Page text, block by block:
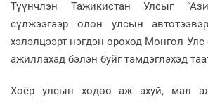
Түүнчлэн Тажикистан Улсыг
сүлжээгээр олон улсын автотээвэр
хэлэлцээрт нэгдэн ороход Монгол
ажиллахад бэлэн буйг тэмдэглэхэд
Хоёр улсын хөдөө аж ахуй, мал